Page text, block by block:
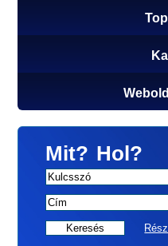
Mit? Hol?